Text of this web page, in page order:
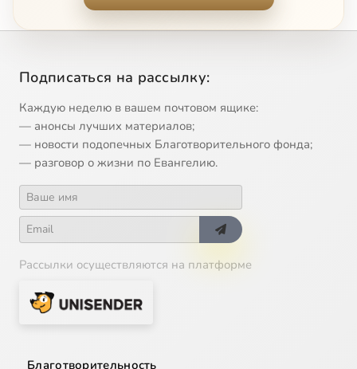
Молитва Акафиста
14 Тропари на вечерне
15 Окончание Вечерни
16 Ипакои Кресту - Аще и всегда
17 Кресту Твоему
Подписаться на рассылку:
Каждую неделю в вашем почтовом ящике:
— анонсы лучших материалов;
— новости подопечных Благотворительного фонда;
— разговор о жизни по Евангелию.
Рассылки осуществляются на платформе
Благотворительность